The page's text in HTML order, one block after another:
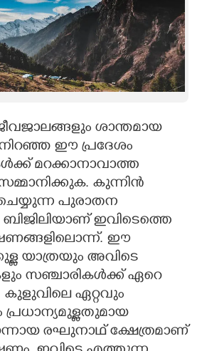
ശാന്തമായ
ഈ പ്രദേശം
മറക്കാനാവാത്ത
കുന്നിൻ
പുരാതന
ബിജിലിയാണ് ഇവിടെത്തെ
ഈ
യാത്രയും അവിടെ
സ‌ഞ്ചാരികൾക്ക് ഏറെ
കുളുവിലെ ഏറ്റവും
പ്രധാന്യമുള്ളതുമായ
രഘുനാഥ് ക്ഷേത്രമാണ്